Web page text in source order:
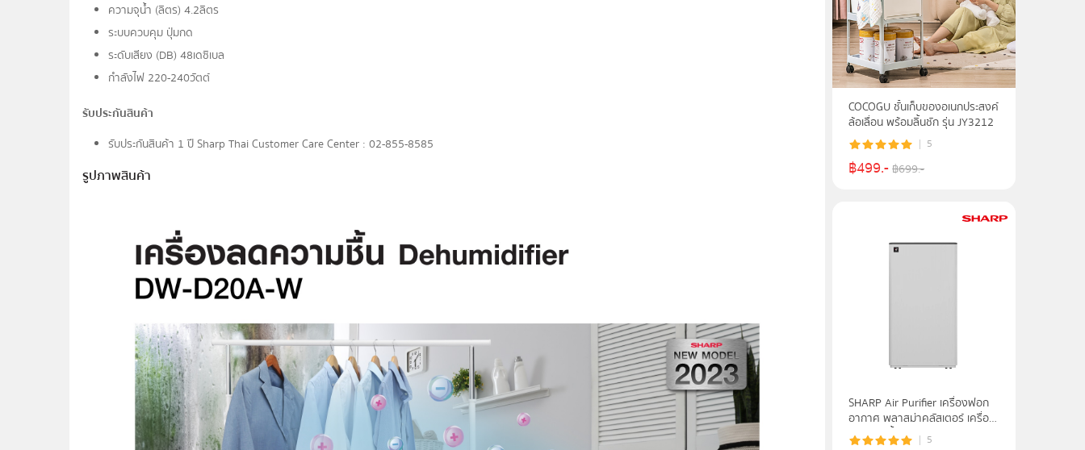
ความจุน้ำ (ลิตร) 4.2ลิตร
ระบบควบคุม ปุ่มกด
ระดับเสียง (DB) 48เดซิเบล
กำลังไฟ 220-240วัตต์
รับประกันสินค้า
รับประกันสินค้า 1 ปี Sharp Thai Customer Care Center : 02-855-8585
รูปภาพสินค้า
COCOGU ชั้นเก็บของอเนกประสงค์
ล้อเลื่อน พร้อมลิ้นชัก รุ่น JY3212
5
฿499.-฿699.-
SHARP Air Purifier เครื่องฟอก
อากาศ พลาสม่าคลัสเตอร์ เครื่อง
ลดความชื้น แบบ 2 in 1 รุ่น DW-
5